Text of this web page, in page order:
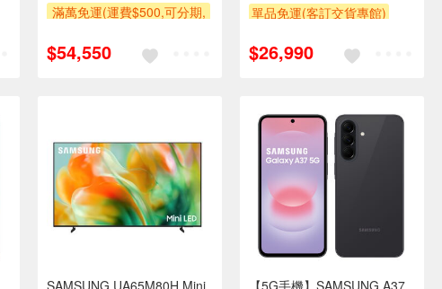
滿萬免運(運費$500,可分期,
萬元及使用6期以上分期0利
率,需付基本安裝運費)
$54,550
單品免運(客訂交貨專館)
$26,990
SAMSUNG UA65M80H Mini
【5G手機】SAMSUNG A37